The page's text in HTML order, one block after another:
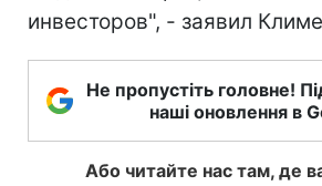
инвесторов", - заявил
Не пропустіть головне!
наші оновлення в
Або читайте нас там, де